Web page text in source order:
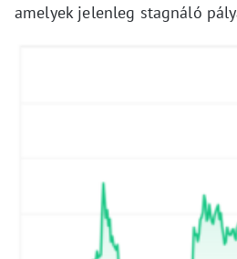
amelyek jelenleg stagnáló